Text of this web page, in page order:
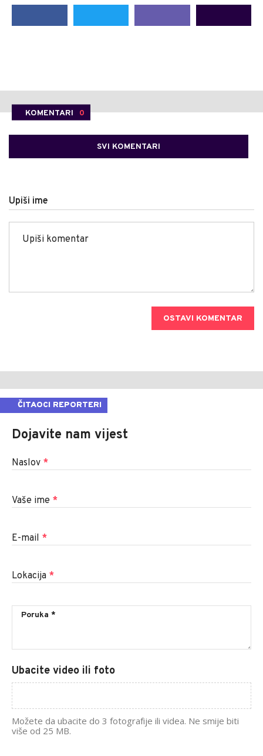
KOMENTARI 0
SVI KOMENTARI
Upiši ime
OSTAVI KOMENTAR
ČITAOCI REPORTERI
Dojavite nam vijest
Naslov *
Vaše ime *
E-mail *
Lokacija *
Ubacite video ili foto
Možete da ubacite do 3 fotografije ili videa. Ne smije biti
više od 25 MB.